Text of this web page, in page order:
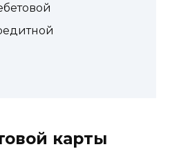
карты